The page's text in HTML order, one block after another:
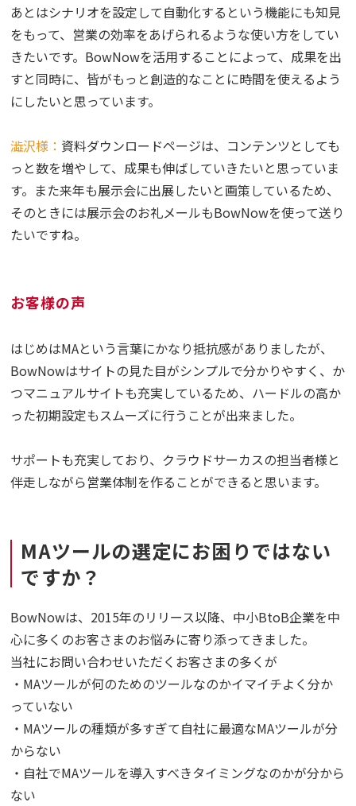
あとはシナリオを設定して自動化するという機能にも知見
をもって、営業の効率をあげられるような使い方をしてい
きたいです。BowNowを活用することによって、成果を出
すと同時に、皆がもっと創造的なことに時間を使えるよう
にしたいと思っています。
澁沢様： 資料ダウンロードページは、コンテンツとしても
っと数を増やして、成果も伸ばしていきたいと思っていま
す。また来年も展示会に出展したいと画策しているため、
そのときには展示会のお礼メールもBowNowを使って送り
たいですね。
お客様の声
はじめはMAという言葉にかなり抵抗感がありましたが、
BowNowはサイトの見た目がシンプルで分かりやすく、か
つマニュアルサイトも充実しているため、ハードルの高か
った初期設定もスムーズに行うことが出来ました。
サポートも充実しており、クラウドサーカスの担当者様と
伴走しながら営業体制を作ることができると思います。
MAツールの選定にお困りではない
ですか？
BowNowは、2015年のリリース以降、中小BtoB企業を中
心に多くのお客さまのお悩みに寄り添ってきました。
当社にお問い合わせいただくお客さまの多くが
・MAツールが何のためのツールなのかイマイチよく分か
っていない
・MAツールの種類が多すぎて自社に最適なMAツールが分
からない
・自社でMAツールを導入すべきタイミングなのかが分から
ない